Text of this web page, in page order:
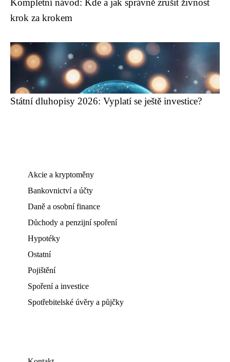
Kompletní návod: Kde a jak správně zrušit živnost
krok za krokem
Státní dluhopisy 2026: Vyplatí se ještě investice?
Akcie a kryptoměny
Bankovnictví a účty
Daně a osobní finance
Důchody a penzijní spoření
Hypotéky
Ostatní
Pojištění
Spoření a investice
Spotřebitelské úvěry a půjčky